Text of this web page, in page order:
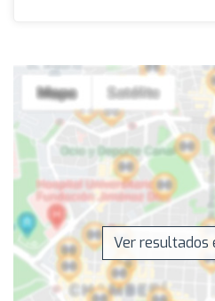
Ver resultados